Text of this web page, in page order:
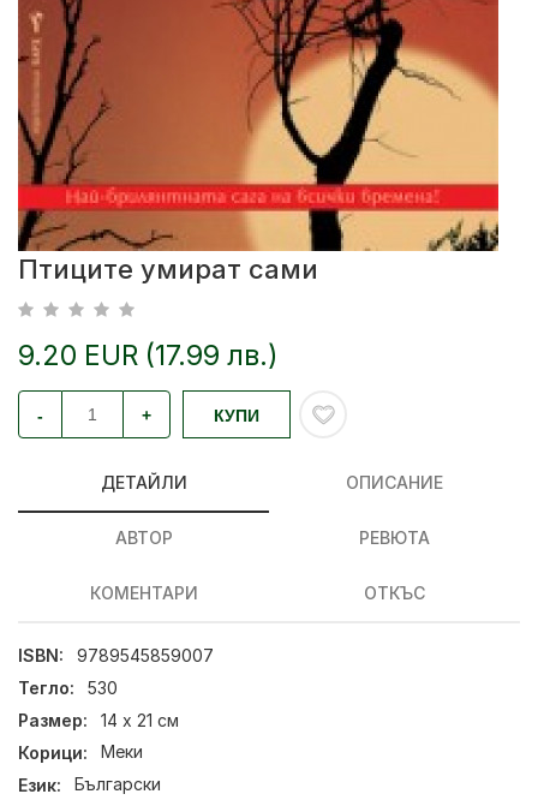
Птиците умират сами
9.20 EUR (17.99 лв.)
- + КУПИ
ДЕТАЙЛИ ОПИСАНИЕ
АВТОР РЕВЮТА
КОМЕНТАРИ ОТКЪС
ISBN:
9789545859007
Тегло:
530
Размер:
14 х 21 см
Корици:
Меки
Език:
Български